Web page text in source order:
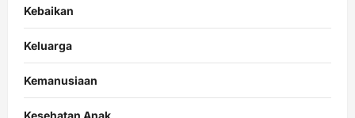
Kebaikan
Keluarga
Kemanusiaan
Kesehatan Anak